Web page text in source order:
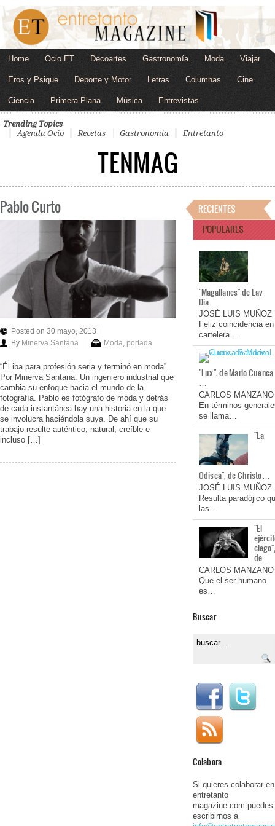
Home Ocio ET Decoartes Gastronomía Moda Viajar
Eros y Psique Deporte y Motor Letras Columnas Cine
Ciencia Primera Plana Música Entrevistas
Trending Topics
Agenda Ocio
Recetas Gastronomía Entretanto
TENMAG
Pablo Curto
Posted on 30 mayo, 2013
By Minerva Santana Moda, portada
“Él iba para profesión seria y terminó en moda”.
Por Minerva Santana. Un ingeniero industrial que
cambia su enfoque hacia el mundo de la
fotografía. Pablo es fotógrafo de moda y detrás
de cada instantánea hay una historia en la que
se involucra haciéndola suya. De ahí que su
trabajo resulte auténtico, natural, creíble e
incluso […]
RECIENTES
POPULARES
"Magallanes" de Lav
Dia…
JOSÉ LUIS MUÑOZ
Feliz coincidencia en
cartelera…
"Lux", de Mario Cuenca
…
CARLOS MANZANO
En términos
se llama…
"La
Odisea", de Christo…
JOSÉ LUIS MUÑOZ
Resulta paradójico
las…
"El
de…
CARLOS MANZANO
Que el ser humano
es…
Buscar
Colabora
Si quieres colaborar en
entretanto
magazine.com puedes
escribirnos a